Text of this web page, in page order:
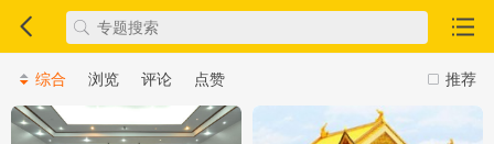
推荐
综合 浏览 评论 点赞